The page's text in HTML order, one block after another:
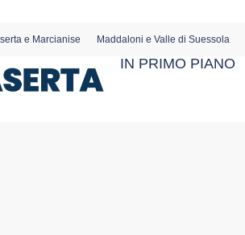
e Marcianise Maddaloni e Valle di Suessola
IN PRIMO PIANO